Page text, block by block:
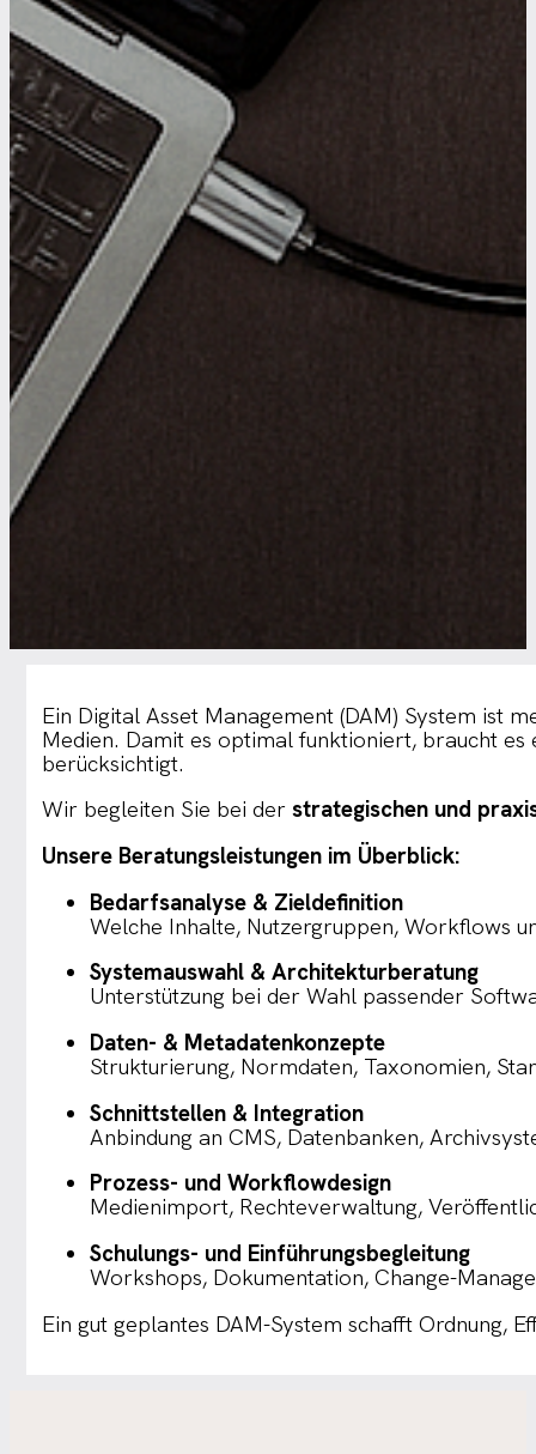
Ein Digital Asset Management (DAM) System ist
Medien. Damit es optimal funktioniert, braucht es
berücksichtigt.
Wir begleiten Sie bei derstrategischen und
Unsere Beratungsleistungen im Überblick:
Bedarfsanalyse & Zieldefinition
Welche Inhalte, Nutzergruppen, Workflows
Systemauswahl & Architekturberatung
Unterstützung bei der Wahl passender
Daten- & Metadatenkonzepte
Strukturierung, Normdaten, Taxonomien,
Schnittstellen & Integration
Anbindung an CMS, Datenbanken,
Prozess- und Workflowdesign
Medienimport, Rechteverwaltung,
Schulungs- und Einführungsbegleitung
Workshops, Dokumentation, Change-
Ein gut geplantes DAM-System schafft Ordnung,